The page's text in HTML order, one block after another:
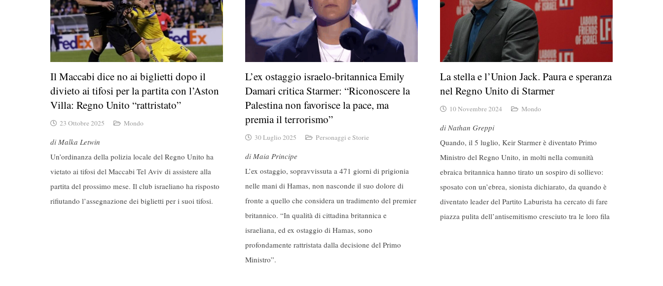
Il Maccabi dice no ai biglietti dopo il
divieto ai tifosi per la partita con l’Aston
Villa: Regno Unito “rattristato”
23 Ottobre 2025 Mondo
di Malka Letwin
Un’ordinanza della polizia locale del Regno Unito ha
vietato ai tifosi del Maccabi Tel Aviv di assistere alla
partita del prossimo mese. Il club israeliano ha risposto
rifiutando l’assegnazione dei biglietti per i suoi tifosi.
L’ex ostaggio israelo-britannica Emily
Damari critica Starmer: “Riconoscere la
Palestina non favorisce la pace, ma
premia il terrorismo”
30 Luglio 2025 Personaggi e Storie
di Maia Principe
L’ex ostaggio, sopravvissuta a 471 giorni di prigionia
nelle mani di Hamas, non nasconde il suo dolore di
fronte a quello che considera un tradimento del premier
britannico. “In qualità di cittadina britannica e
israeliana, ed ex ostaggio di Hamas, sono
profondamente rattristata dalla decisione del Primo
Ministro”.
La stella e l’Union Jack. Paura e speranza
nel Regno Unito di Starmer
10 Novembre 2024 Mondo
di Nathan Greppi
Quando, il 5 luglio, Keir Starmer è diventato Primo
Ministro del Regno Unito, in molti nella comunità
ebraica britannica hanno tirato un sospiro di sollievo:
sposato con un’ebrea, sionista dichiarato, da quando è
diventato leader del Partito Laburista ha cercato di fare
piazza pulita dell’antisemitismo cresciuto tra le loro fila